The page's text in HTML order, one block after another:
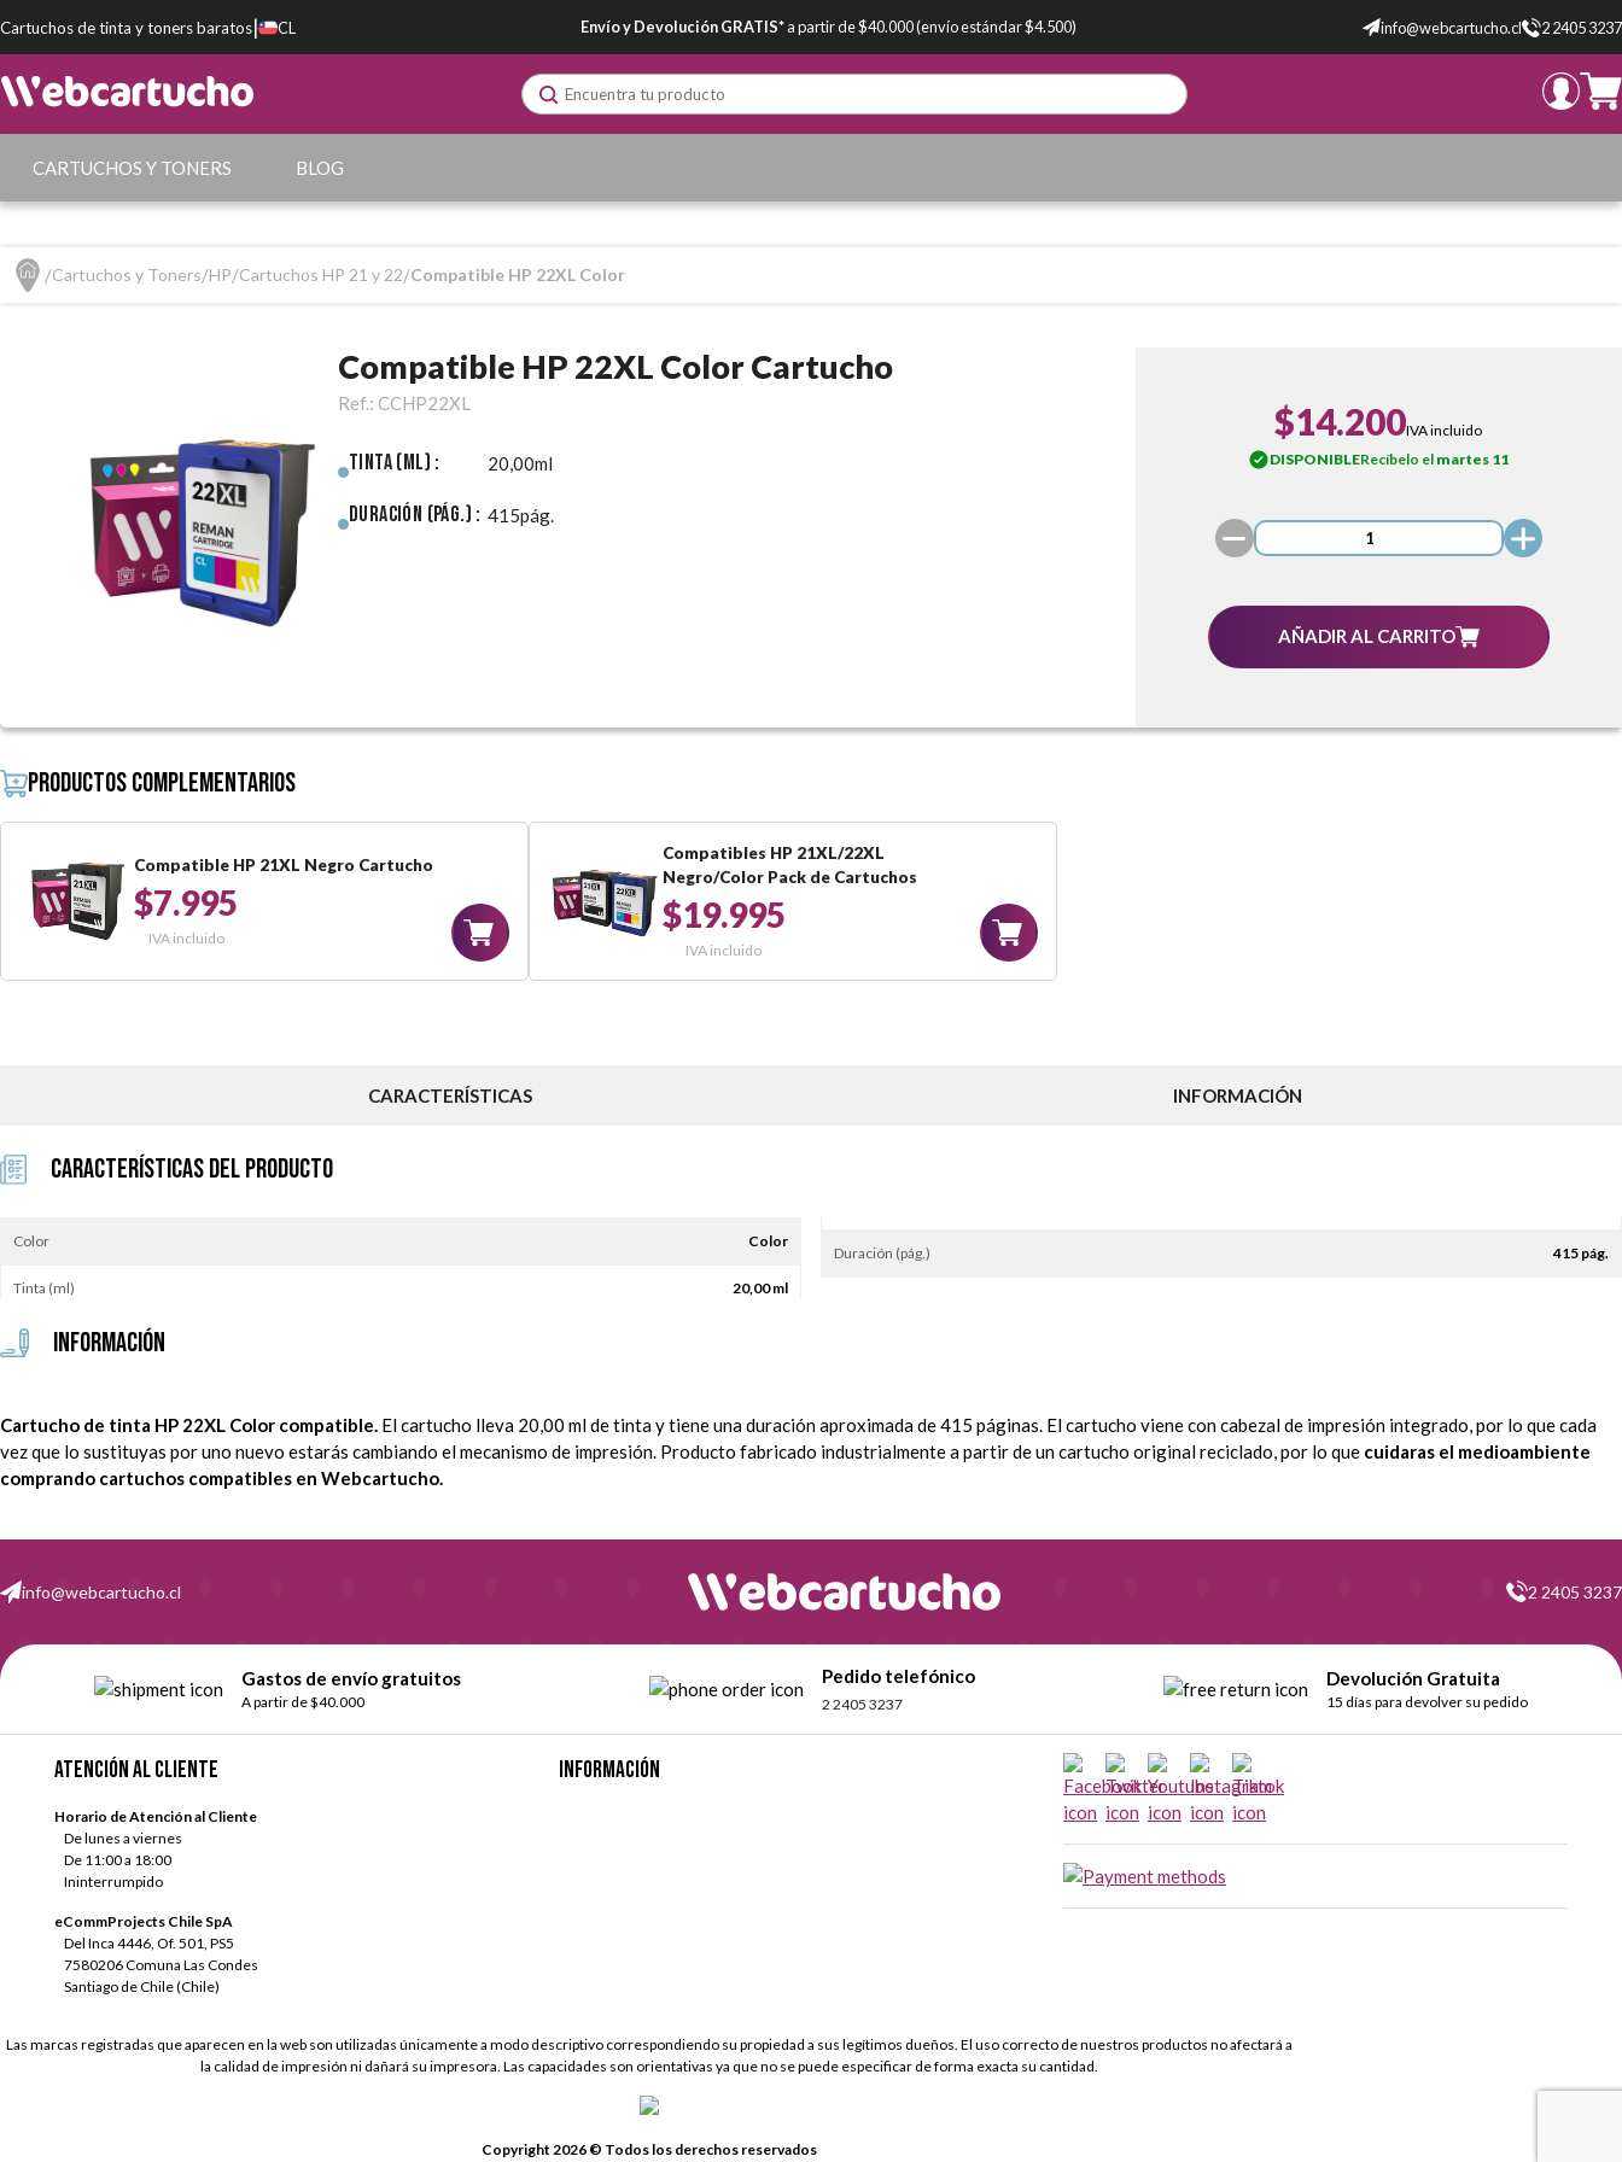
Cartuchos de tinta y toners baratos| CL Envío y Devolución GRATIS*a partir de $40.000 (envío estándar $4.500) info@webcartucho.cl 2 2405 3237
CARTUCHOS Y TONERS BLOG
Cartuchos y Toners HP Cartuchos HP 21 y 22 Compatible HP 22XL Color
Compatible HP 22XL Color Cartucho
Ref.: CCHP22XL
Tinta (ml) : 20,00ml
Duración (pág.) : 415pág.
$14.200IVA incluido
DISPONIBLERecíbelo el martes 11
AÑADIR AL CARRITO
Productos complementarios
Compatible HP 21XL Negro Cartucho
$7.995
IVA incluido
Compatibles HP 21XL/22XL
Negro/Color Pack de Cartuchos
$19.995
IVA incluido
CARACTERÍSTICAS INFORMACIÓN
Características del Producto
Color Color
Tinta (ml) 20,00 ml
Duración (pág.) 415 pág.
Información
Cartucho de tinta HP 22XL Color compatible. El cartucho lleva 20,00 ml de tinta y tiene una duración aproximada de 415 páginas. El cartucho viene con cabezal de impresión integrado, por lo que cada
vez que lo sustituyas por uno nuevo estarás cambiando el mecanismo de impresión. Producto fabricado industrialmente a partir de un cartucho original reciclado, por lo que cuidaras el medioambiente
comprando cartuchos compatibles en Webcartucho.
info@webcartucho.cl 2 2405 3237
Gastos de envío gratuitos
A partir de $40.000
Pedido telefónico
2 2405 3237
Devolución Gratuita
15 días para devolver su pedido
Atención al cliente
Horario de Atención al Cliente
De lunes a viernes
De 11:00 a 18:00
Ininterrumpido
eCommProjects Chile SpA
Del Inca 4446, Of. 501, PS5
7580206 Comuna Las Condes
Santiago de Chile (Chile)
Información
Las marcas registradas que aparecen en la web son utilizadas únicamente a modo descriptivo correspondiendo su propiedad a sus legítimos dueños. El uso correcto de nuestros productos no afectará a
la calidad de impresión ni dañará su impresora. Las capacidades son orientativas ya que no se puede especificar de forma exacta su cantidad.
Copyright 2026 © Todos los derechos reservados